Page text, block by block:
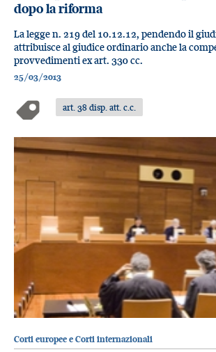
dopo la riforma
La legge n. 219 del 10.12.12, pendendo il
attribuisce al giudice ordinario anche la
provvedimenti ex art. 330 cc.
25/03/2013
art. 38 disp. att. c.c.
Corti europee e Corti internazionali